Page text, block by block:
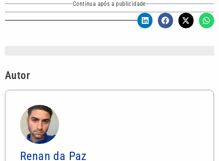
Continua após a publicidade
Autor
Renan da Paz